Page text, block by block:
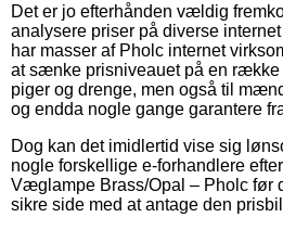
Det er jo efterhånden vældig
analysere priser på diverse
har masser af Pholc internet
at sænke prisniveauet på en række
piger og drenge, men også til
og endda nogle gange garantere
Dog kan det imidlertid vise sig
nogle forskellige e-forhandlere
Væglampe Brass/Opal – Pholc før
sikre side med at antage den